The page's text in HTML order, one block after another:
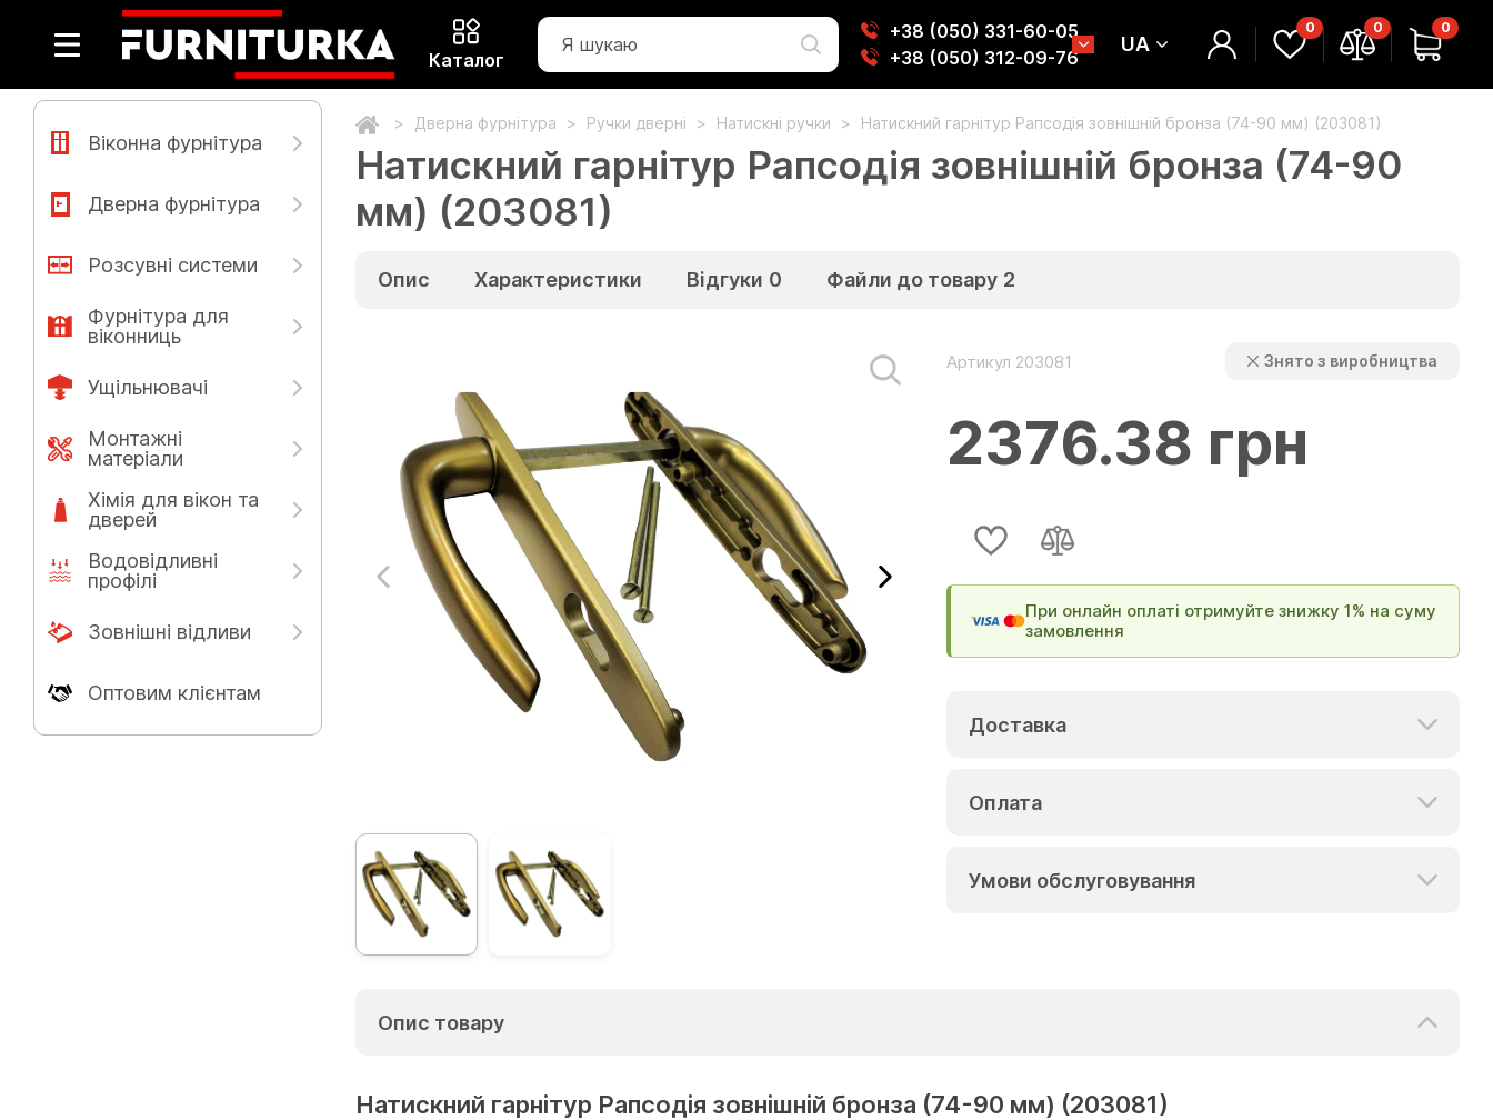
Каталог
+38 (050) 331-60-05
+38 (050) 312-09-76
UA
0 0 0
Віконна фурнітура
Дверна фурнітура
Розсувні системи
Фурнітура для
віконниць
Ущільнювачі
Монтажні
матеріали
Хімія для вікон та
дверей
Водовідливні
профілі
Зовнішні відливи
Оптовим клієнтам
Дверна фурнітура Ручки дверні Натискні ручки Натискний гарнітур Рапсодія зовнішній бронза (74-90 мм) (203081)
Натискний гарнітур Рапсодія зовнішній бронза (74-90
мм) (203081)
Опис Характеристики Відгуки 0 Файли до товару 2
Артикул 203081 Знято з виробництва
2376.38 грн
При онлайн оплаті отримуйте знижку 1% на суму
замовлення
Доставка
Оплата
Умови обслуговування
Опис товару
Натискний гарнітур Рапсодія зовнішній бронза (74-90 мм) (203081)